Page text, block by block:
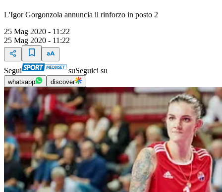
L'Igor Gorgonzola annuncia il rinforzo in posto 2
25 Mag 2020 - 11:22
25 Mag 2020 - 11:22
Segui suSeguici su
whatsapp discover